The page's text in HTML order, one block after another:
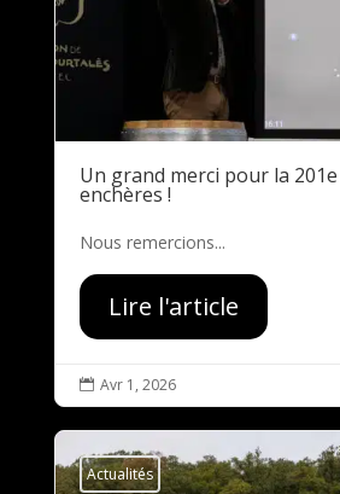
Un grand merci pour la
enchères !
Nous remercions...
Lire l'article
 Avr 1, 2026
Actualités